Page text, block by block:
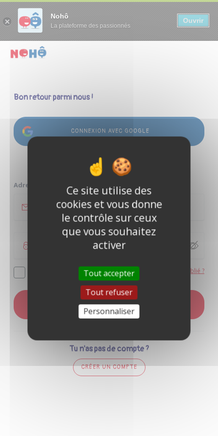
Nohô
La plateforme des passionnés
Ouvrir
Bon retour parmi nous !
CONNEXION AVEC GOOGLE
ou
Adresse e-mail
Se souvenir de moi Mot de passe oublié ?
CONNEXION
Tu n'as pas de compte ?
CRÉER UN COMPTE
Panneau de gestion des cookies
Ce site utilise des
cookies et vous donne
le contrôle sur ceux
que vous souhaitez
activer
Tout accepter
Tout refuser
Personnaliser